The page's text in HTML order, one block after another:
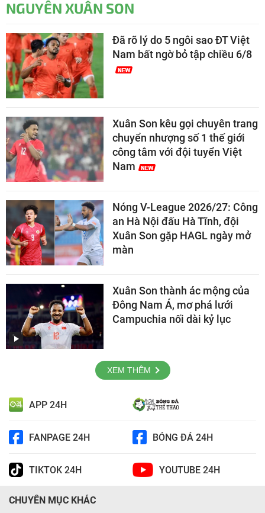
NGUYỄN XUÂN SON
Đã rõ lý do 5 ngôi sao ĐT Việt
Nam bất ngờ bỏ tập chiều 6/8
Xuân Son kêu gọi chuyên trang
chuyển nhượng số 1 thế giới
công tâm với đội tuyển Việt
Nam
Nóng V-League 2026/27: Công
an Hà Nội đấu Hà Tĩnh, đội
Xuân Son gặp HAGL ngày mở
màn
Xuân Son thành ác mộng của
Đông Nam Á, mơ phá lưới
Campuchia nối dài kỷ lục
XEM THÊM
APP 24H
FANPAGE 24H BÓNG ĐÁ 24H
TIKTOK 24H YOUTUBE 24H
CHUYÊN MỤC KHÁC